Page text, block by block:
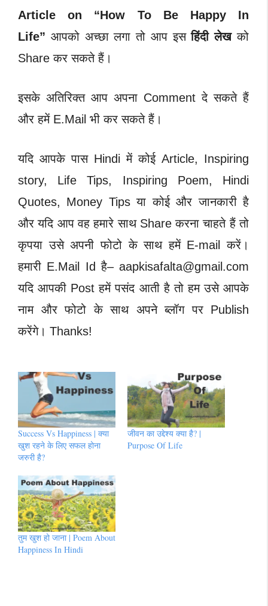
Article on “How To Be Happy In
Life” आपको अच्छा लगा तो आप इसहिंदी लेखको
Share कर सकते हैं।
इसके अतिरिक्त आप अपना Comment दे सकते हैं
और हमें E.Mail भी कर सकते हैं।
यदि आपके पास Hindi में कोई Article, Inspiring
story, Life Tips, Inspiring Poem, Hindi
Quotes, Money Tips या कोई और जानकारी है
और यदि आप वह हमारे साथ Share करना चाहते हैं तो
कृपया उसे अपनी फोटो के साथ हमें E-mail करें।
हमारी E.Mail Id है– aapkisafalta@gmail.com
यदि आपकी Post हमें पसंद आती है तो हम उसे आपके
नाम और फोटो के साथ अपने ब्लॉग पर Publish
करेंगे। Thanks!
Success Vs Happiness | क्या
खुश रहने के लिए सफल होना
जरुरी है?
जीवन का उद्देश्य क्या है? |
Purpose Of Life
तुम खुश हो जाना | Poem About
Happiness In Hindi